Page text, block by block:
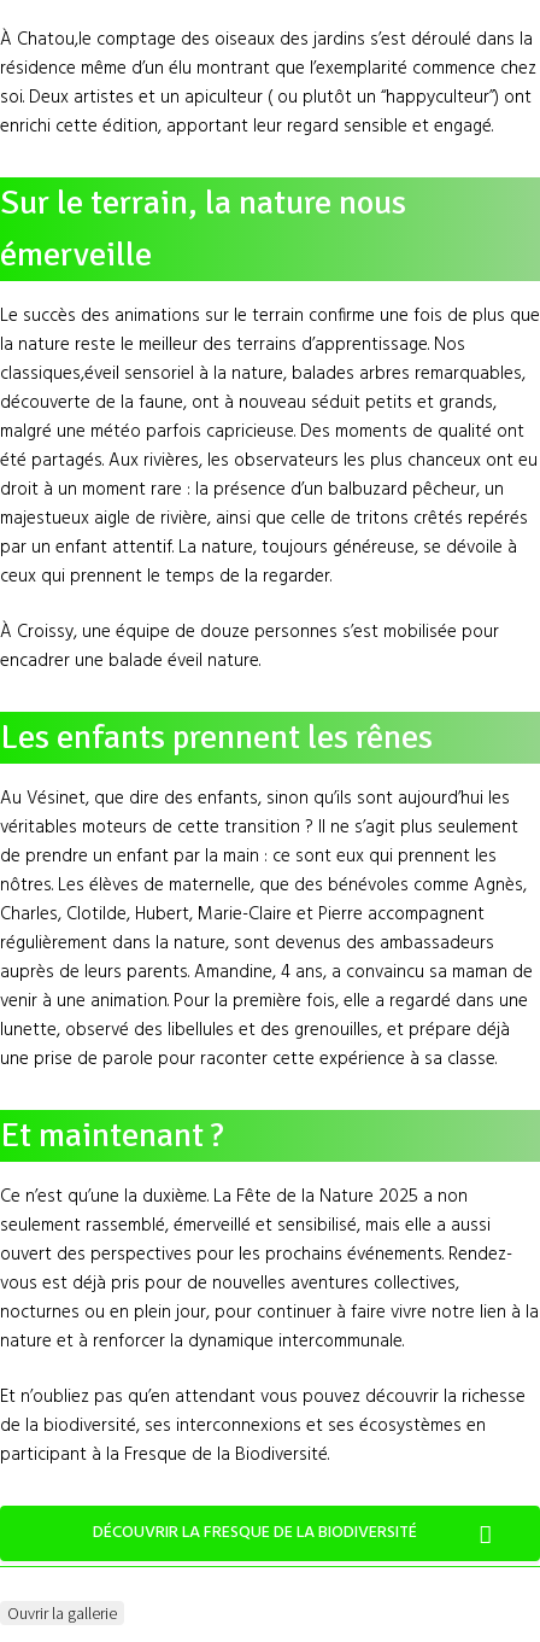
À Chatou,le comptage des oiseaux des jardins s’est déroulé dans la
résidence même d’un élu montrant que l’exemplarité commence chez
soi. Deux artistes et un apiculteur ( ou plutôt un “happyculteur”) ont
enrichi cette édition, apportant leur regard sensible et engagé.
Sur le terrain, la nature nous
émerveille
Le succès des animations sur le terrain confirme une fois de plus que
la nature reste le meilleur des terrains d’apprentissage. Nos
classiques,éveil sensoriel à la nature, balades arbres remarquables,
découverte de la faune, ont à nouveau séduit petits et grands,
malgré une météo parfois capricieuse. Des moments de qualité ont
été partagés. Aux rivières, les observateurs les plus chanceux ont eu
droit à un moment rare : la présence d’un balbuzard pêcheur, un
majestueux aigle de rivière, ainsi que celle de tritons crêtés repérés
par un enfant attentif. La nature, toujours généreuse, se dévoile à
ceux qui prennent le temps de la regarder.
À Croissy, une équipe de douze personnes s’est mobilisée pour
encadrer une balade éveil nature.
Les enfants prennent les rênes
Au Vésinet, que dire des enfants, sinon qu’ils sont aujourd’hui les
véritables moteurs de cette transition ? Il ne s’agit plus seulement
de prendre un enfant par la main : ce sont eux qui prennent les
nôtres. Les élèves de maternelle, que des bénévoles comme Agnès,
Charles, Clotilde, Hubert, Marie-Claire et Pierre accompagnent
régulièrement dans la nature, sont devenus des ambassadeurs
auprès de leurs parents. Amandine, 4 ans, a convaincu sa maman de
venir à une animation. Pour la première fois, elle a regardé dans une
lunette, observé des libellules et des grenouilles, et prépare déjà
une prise de parole pour raconter cette expérience à sa classe.
Et maintenant ?
Ce n’est qu’une la duxième. La Fête de la Nature 2025 a non
seulement rassemblé, émerveillé et sensibilisé, mais elle a aussi
ouvert des perspectives pour les prochains événements. Rendez-
vous est déjà pris pour de nouvelles aventures collectives,
nocturnes ou en plein jour, pour continuer à faire vivre notre lien à la
nature et à renforcer la dynamique intercommunale.
Et n’oubliez pas qu’en attendant vous pouvez découvrir la richesse
de la biodiversité, ses interconnexions et ses écosystèmes en
participant à la Fresque de la Biodiversité.
DÉCOUVRIR LA FRESQUE DE LA BIODIVERSITÉ